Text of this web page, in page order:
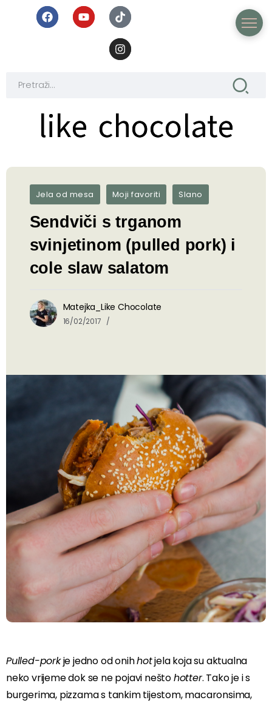
like chocolate
like chocolate
Jela od mesa Moji favoriti Slano
Sendviči s trganom
svinjetinom (pulled pork) i
cole slaw salatom
Matejka_Like Chocolate
16/02/2017
Pulled-porkje jedno od onihhotjela koja su aktualna
neko vrijeme dok se ne pojavi neštohotter. Tako je i s
burgerima, pizzama s tankim tijestom, macaronsima,